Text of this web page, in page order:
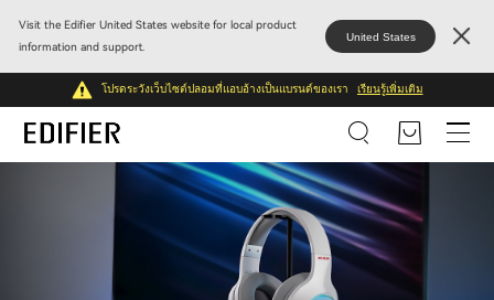
Visit the Edifier United States website for local product
information and support.
United States
โปรดระวังเว็บไซต์ปลอมที่แอบอ้างเป็นแบรนด์ของเรา เรียนรู้เพิ่มเติม